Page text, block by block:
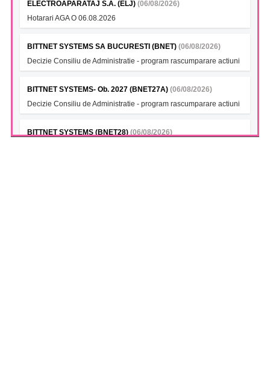
ELECTROAPARATAJ S.A. (ELJ) (06/08/2026)
Hotarari AGA O 06.08.2026
BITTNET SYSTEMS SA BUCURESTI (BNET) (06/08/2026)
Decizie Consiliu de Administratie - program rascumparare actiuni
BITTNET SYSTEMS- Ob. 2027 (BNET27A) (06/08/2026)
Decizie Consiliu de Administratie - program rascumparare actiuni
BITTNET SYSTEMS (BNET28) (06/08/2026)